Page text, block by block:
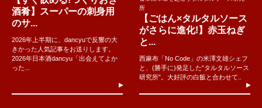
酒肴】スーパーの刺身用
のサ...
2026年上半期に、dancyuで反響の大
きかった人気記事をお送りします。
2026年日本酒dancyu「出会えてよか
った...
所
【ごはん×タルタルソース
がさらに進化!】赤玉ねぎ
と...
西麻布「No Code」の米澤文雄シェフ
と、(勝手に)発足した“タルタルソース
研究所”。大好評の白飯と合わせて..